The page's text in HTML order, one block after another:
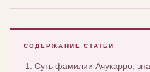
СОДЕРЖАНИЕ СТАТЬИ
Суть фамилии Ачукарро,